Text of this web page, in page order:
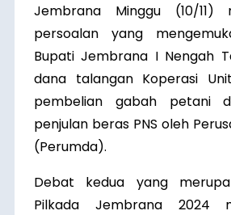
Jembrana Minggu (10/11)
persoalan yang
Bupati Jembrana I Nengah
dana talangan Koperasi
pembelian gabah petani
penjulan beras PNS oleh
(Perumda).
Debat kedua yang
Pilkada Jembrana 2024